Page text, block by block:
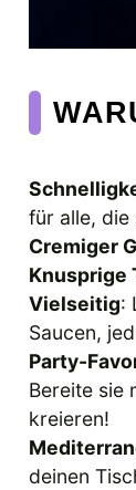
für alle, die
Cremiger
Knusprige
Vielseitig:
Saucen,
Party-
Bereite sie
kreieren!
deinen